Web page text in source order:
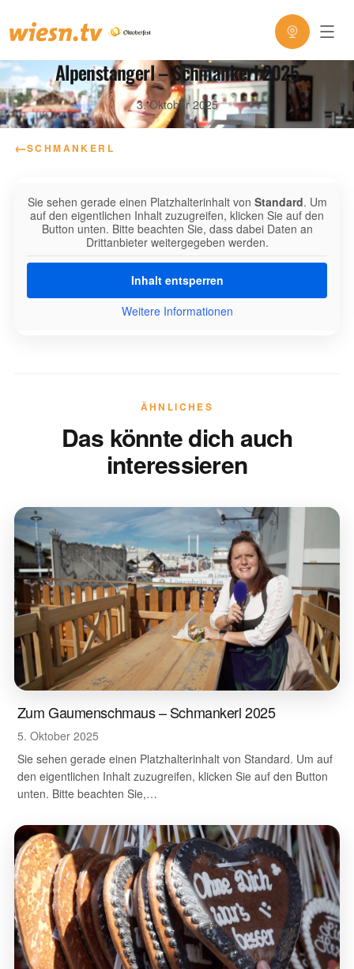
Alpenstangerl – Schmankerl 2025
3. Oktober 2025
←SCHMANKERL
Sie sehen gerade einen Platzhalterinhalt von Standard. Um
auf den eigentlichen Inhalt zuzugreifen, klicken Sie auf den
Button unten. Bitte beachten Sie, dass dabei Daten an
Drittanbieter weitergegeben werden.
Inhalt entsperren
Weitere Informationen
ÄHNLICHES
Das könnte dich auch
interessieren
Zum Gaumenschmaus – Schmankerl 2025
5. Oktober 2025
Sie sehen gerade einen Platzhalterinhalt von Standard. Um auf
den eigentlichen Inhalt zuzugreifen, klicken Sie auf den Button
unten. Bitte beachten Sie,…